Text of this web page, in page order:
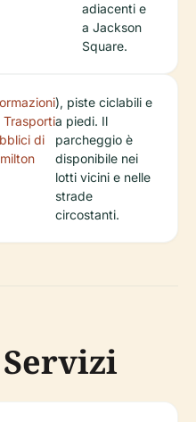
adiacenti e
a Jackson
Square.
Trasporti
di
), piste ciclabili e
a piedi. Il
parcheggio è
disponibile nei
lotti vicini e nelle
strade
circostanti.